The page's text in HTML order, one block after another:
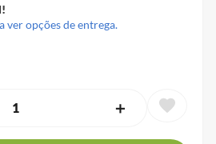
ver opções de entrega.
＋